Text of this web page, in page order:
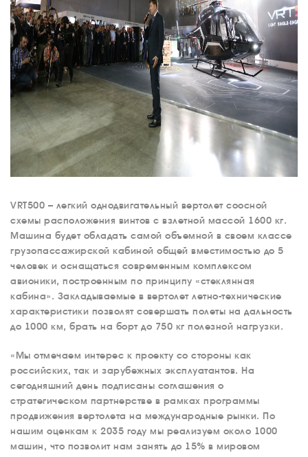
О КОМПАНИИ
ВАКАНСИИ
СОУТ
КОМПАНИИ
АВИАПАРК
УСЛУГИ
VRT500 – легкий однодвигательный вертолет соосной
схемы расположения винтов с взлетной массой 1600 кг.
Машина будет обладать самой объемной в своем классе
грузопассажирской кабиной общей вместимостью до 5
человек и оснащаться современным комплексом
авионики, построенным по принципу «стеклянная
кабина». Закладываемые в вертолет летно-технические
характеристики позволят совершать полеты на дальность
до 1000 км, брать на борт до 750 кг полезной нагрузки.
«Мы отмечаем интерес к проекту со стороны как
российских, так и зарубежных эксплуатантов. На
сегодняшний день подписаны соглашения о
стратегическом партнерстве в рамках программы
продвижения вертолета на международные рынки. По
нашим оценкам к 2035 году мы реализуем около 1000
машин, что позволит нам занять до 15% в мировом